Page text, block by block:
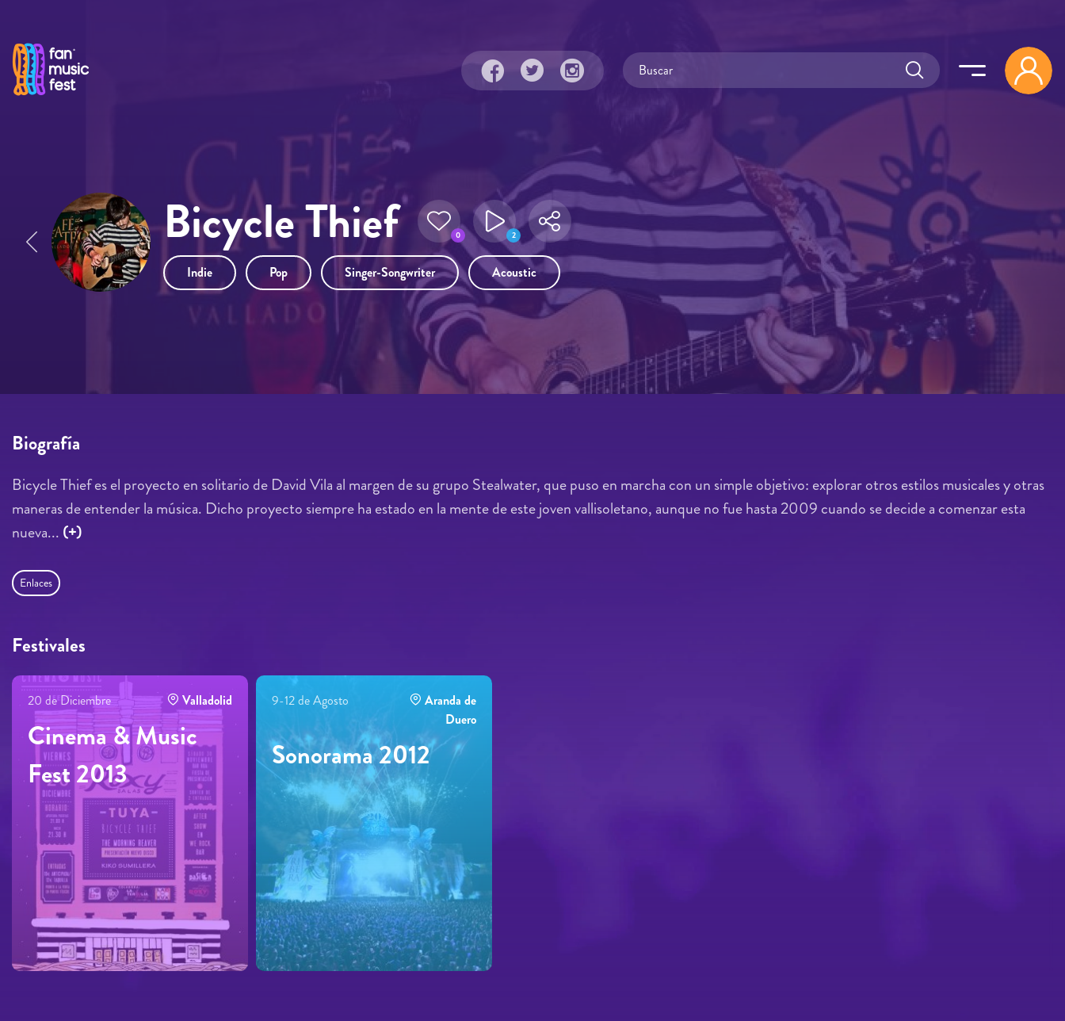
Bicycle Thief 0 2
Indie Pop Singer-Songwriter Acoustic
Biografía
Bicycle Thief es el proyecto en solitario de David Vila al margen de su grupo Stealwater, que puso en marcha con un simple objetivo: explorar otros estilos musicales y otras
maneras de entender la música. Dicho proyecto siempre ha estado en la mente de este joven vallisoletano, aunque no fue hasta 2009 cuando se decide a comenzar esta
nueva... (+)
Enlaces
Festivales
20 de Diciembre Valladolid
Cinema & Music
Fest 2013
9-12 de Agosto
Aranda de
Duero
Sonorama 2012